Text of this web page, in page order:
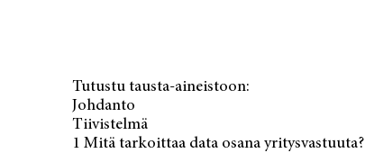
Tutustu tausta-aineistoon:
Johdanto
Tiivistelmä
1 Mitä tarkoittaa data osana
Tutustu tausta-aineistoon:
Johdanto
Tiivistelmä
1 Mitä tarkoittaa data osana yritysvastuuta?